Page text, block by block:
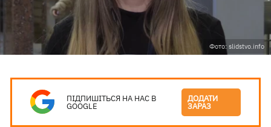
Фото: slidstvo.info
ПІДПИШІТЬСЯ НА НАС В
GOOGLE
ДОДАТИ
ЗАРАЗ